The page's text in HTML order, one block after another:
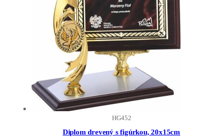
HG452
Diplom drevený s figúrkou, 20x15cm